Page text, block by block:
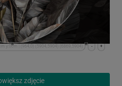
+
-
y:0cm | (964,0) (5904,5904) (6869,5904)
zdjęcie